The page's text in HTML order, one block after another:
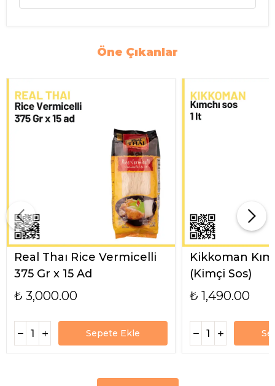
Öne Çıkanlar
Real Thaı Rice Vermicelli
375 Gr x 15 Ad
₺ 3,000.00
Sepete Ekle
Kikkoman
(Kimçi Sos)
₺ 1,490.00